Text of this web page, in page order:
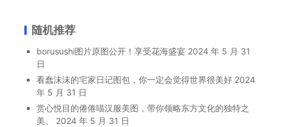
随机推荐
borusushi图片原图公开！享受花海盛宴 2024 年 5 月 31
日
看蠢沫沫的宅家日记图包，你一定会觉得世界很美好 2024
年 5 月 31 日
赏心悦目的倦倦喵汉服美图，带你领略东方文化的独特之
美。
2024 年 5 月 31 日